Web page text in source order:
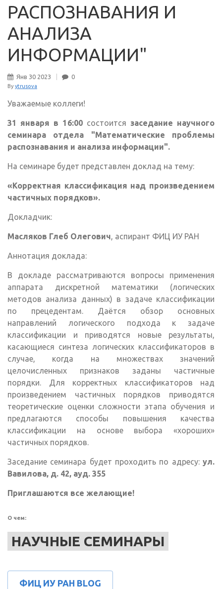
РАСПОЗНАВАНИЯ И
АНАЛИЗА
ИНФОРМАЦИИ"
Янв 30 2023 0
By ytrusova
Уважаемые коллеги!
31 января в 16:00состоится заседание научного
семинара отдела "Математические проблемы
распознавания и анализа информации".
На семинаре будет представлен доклад на тему:
«Корректная классификация над произведением
частичных порядков».
Докладчик:
Масляков Глеб Олегович, аспирант ФИЦ ИУ РАН
Аннотация доклада:
В докладе рассматриваются вопросы применения
аппарата дискретной математики (логических
методов анализа данных) в задаче классификации
по прецедентам. Даётся обзор основных
направлений логического подхода к задаче
классификации и приводятся новые результаты,
касающиеся синтеза логических классификаторов в
случае, когда на множествах значений
целочисленных признаков заданы частичные
порядки. Для корректных классификаторов над
произведением частичных порядков приводятся
теоретические оценки сложности этапа обучения и
предлагаются способы повышения качества
классификации на основе выбора «хороших»
частичных порядков.
Заседание семинара будет проходить по адресу: ул.
Вавилова, д. 42, ауд. 355
Приглашаются все желающие!
О чем:
НАУЧНЫЕ СЕМИНАРЫ
ФИЦ ИУ РАН BLOG